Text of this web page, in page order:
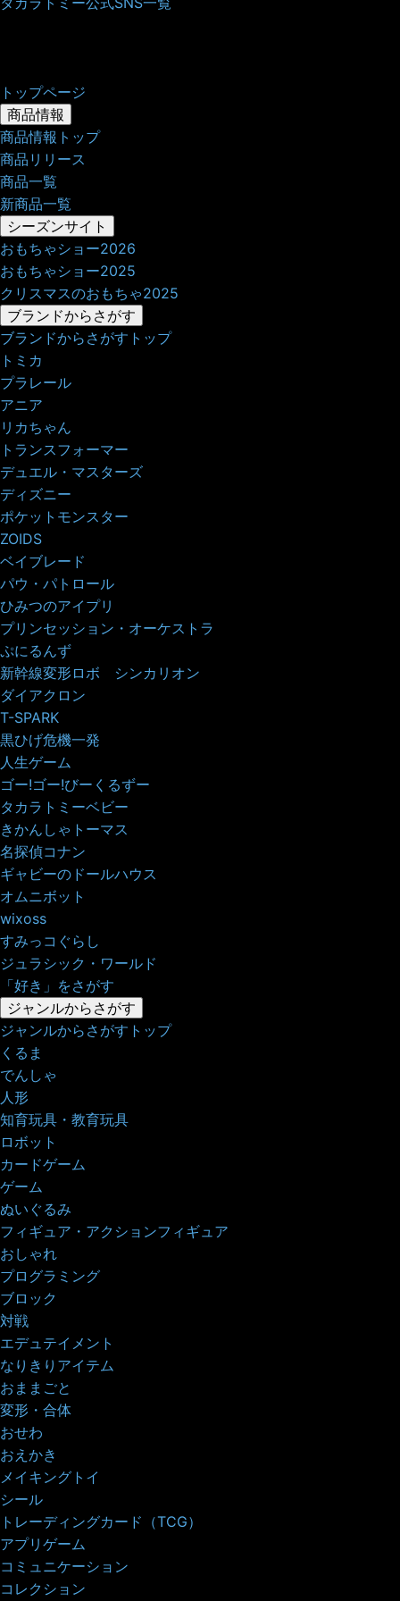
トップページ
商品情報
商品情報トップ
商品リリース
商品一覧
新商品一覧
シーズンサイト
おもちゃショー2026
おもちゃショー2025
クリスマスのおもちゃ2025
ブランドからさがす
ブランドからさがすトップ
トミカ
プラレール
アニア
リカちゃん
トランスフォーマー
デュエル・マスターズ
ディズニー
ポケットモンスター
ZOIDS
ベイブレード
パウ・パトロール
ひみつのアイプリ
プリンセッション・オーケストラ
ぷにるんず
新幹線変形ロボ シンカリオン
ダイアクロン
T-SPARK
黒ひげ危機一発
人生ゲーム
ゴー!ゴー!びーくるずー
タカラトミーベビー
きかんしゃトーマス
名探偵コナン
ギャビーのドールハウス
オムニボット
wixoss
すみっコぐらし
ジュラシック・ワールド
「好き」をさがす
ジャンルからさがす
ジャンルからさがすトップ
くるま
でんしゃ
人形
知育玩具・教育玩具
ロボット
カードゲーム
ゲーム
ぬいぐるみ
フィギュア・アクションフィギュア
おしゃれ
プログラミング
ブロック
対戦
エデュテイメント
なりきりアイテム
おままごと
変形・合体
おせわ
おえかき
メイキングトイ
シール
トレーディングカード（TCG）
アプリゲーム
コミュニケーション
コレクション